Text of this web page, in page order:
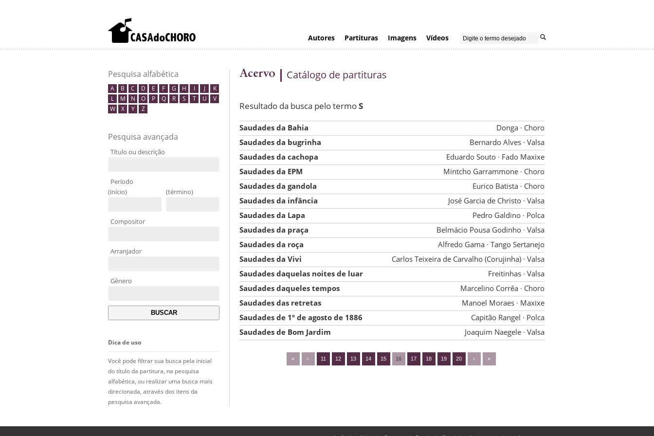
Autores Partituras Imagens Vídeos
Pesquisa alfabética
A B C D E F G H I J
K
L
M N O P Q R S T U
V
W
X Y Z
Pesquisa avançada
Título ou descrição
Período
(início)
(término)
Compositor
Arranjador
Gênero
Dica de uso
Você pode filtrar sua busca pela inicial
do título da partitura, na pesquisa
alfabética, ou realizar uma busca mais
direcionada, através dos itens da
pesquisa avançada.
Acervo Catálogo de partituras
Resultado da busca pelo termoS
Saudades da Bahia Donga ∙ Choro
Saudades da bugrinha
Bernardo Alves ∙ Valsa
Saudades da cachopa
Eduardo Souto ∙ Fado Maxixe
Saudades da EPM
Mintcho Garrammone ∙ Choro
Saudades da gandola
Eurico Batista ∙ Choro
Saudades da infância
José Garcia de Christo ∙ Valsa
Saudades da Lapa
Pedro Galdino ∙ Polca
Saudades da praça
Belmácio Pousa Godinho ∙ Valsa
Saudades da roça
Alfredo Gama ∙ Tango Sertanejo
Saudades da Vivi
Carlos Teixeira de Carvalho (Corujinha) ∙ Valsa
Saudades daquelas noites de luar
Freitinhas ∙ Valsa
Saudades daqueles tempos
Marcelino Corrêa ∙ Choro
Saudades das retretas
Manoel Moraes ∙ Maxixe
Saudades de 1º de agosto de 1886
Capitão Rangel ∙ Polca
Saudades de Bom Jardim
Joaquim Naegele ∙ Valsa
« ‹ 11 12 13 14 15 16 17 18 19 20 › »